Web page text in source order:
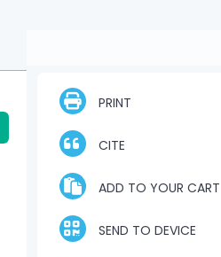
PRINT
CITE
ADD TO YOUR CART
SEND TO DEVICE